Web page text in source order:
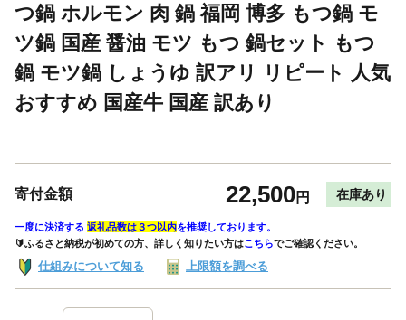
つ鍋 ホルモン 肉 鍋 福岡 博多 もつ鍋 モ
ツ鍋 国産 醤油 モツ もつ 鍋セット もつ
鍋 モツ鍋 しょうゆ 訳アリ リピート 人気
おすすめ 国産牛 国産 訳あり
寄付金額 22,500円 在庫あり
一度に決済する 返礼品数は３つ以内を推奨しております。
🔰ふるさと納税が初めての方、詳しく知りたい方はこちらでご確認ください。
仕組みについて知る 上限額を調べる